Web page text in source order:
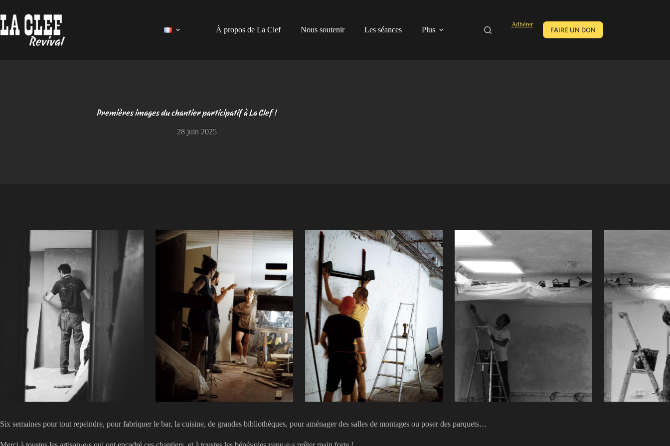
au
contenu
À propos de La Clef
Nous soutenir Les séances Plus
Adhérer
FAIRE UN DON
Premières images du chantier participatif à La Clef !
28 juin 2025
Six semaines pour tout repeindre, pour fabriquer le bar, la cuisine, de grandes bibliothèques, pour aménager des salles de montages ou poser des parquets…